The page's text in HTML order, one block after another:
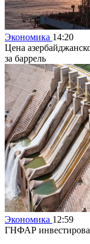
Экономика 14:20
Цена
за баррель
Экономика 12:59
ГНФАР